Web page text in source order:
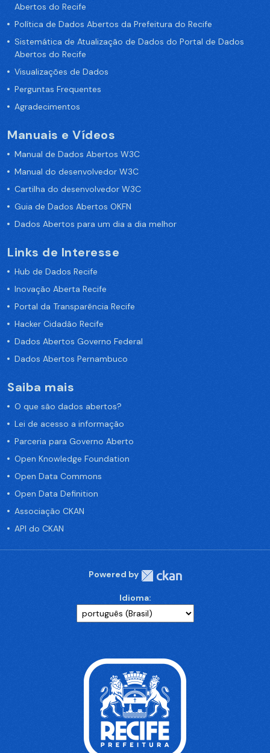
Abertos do Recife
Política de Dados Abertos da Prefeitura do Recife
Sistemática de Atualização de Dados do Portal de Dados
Abertos do Recife
Visualizações de Dados
Perguntas Frequentes
Agradecimentos
Manuais e Vídeos
Manual de Dados Abertos W3C
Manual do desenvolvedor W3C
Cartilha do desenvolvedor W3C
Guia de Dados Abertos OKFN
Dados Abertos para um dia a dia melhor
Links de Interesse
Hub de Dados Recife
Inovação Aberta Recife
Portal da Transparência Recife
Hacker Cidadão Recife
Dados Abertos Governo Federal
Dados Abertos Pernambuco
Saiba mais
O que são dados abertos?
Lei de acesso a informação
Parceria para Governo Aberto
Open Knowledge Foundation
Open Data Commons
Open Data Definition
Associação CKAN
API do CKAN
Powered by
Idioma